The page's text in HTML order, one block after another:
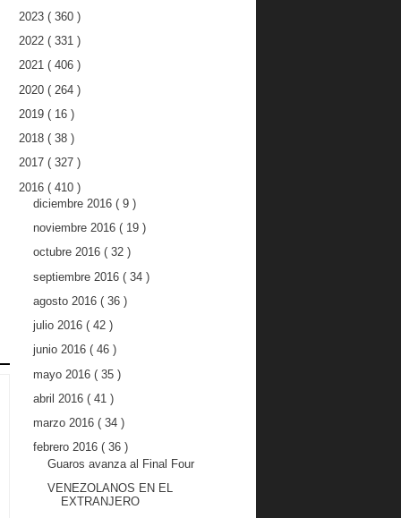
2023 ( 360 )
2022 ( 331 )
2021 ( 406 )
2020 ( 264 )
2019 ( 16 )
2018 ( 38 )
2017 ( 327 )
2016 ( 410 )
diciembre 2016 ( 9 )
noviembre 2016 ( 19 )
octubre 2016 ( 32 )
septiembre 2016 ( 34 )
agosto 2016 ( 36 )
julio 2016 ( 42 )
junio 2016 ( 46 )
mayo 2016 ( 35 )
abril 2016 ( 41 )
marzo 2016 ( 34 )
febrero 2016 ( 36 )
Guaros avanza al Final Four
VENEZOLANOS EN EL
EXTRANJERO